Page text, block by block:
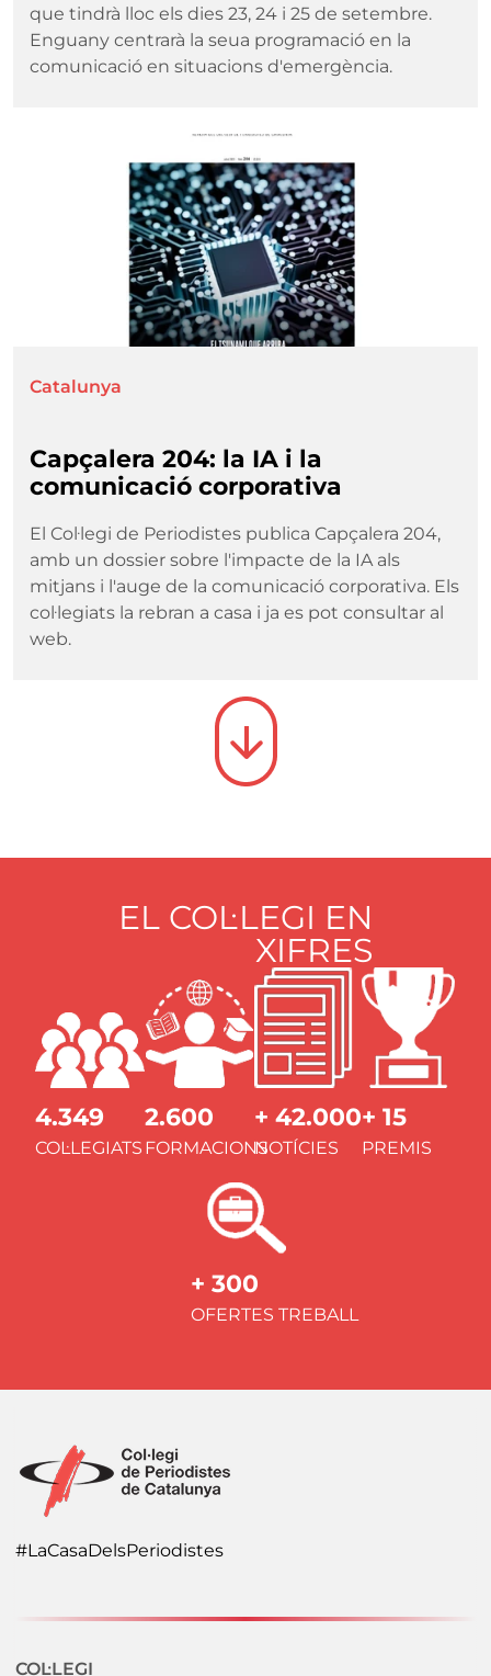
que tindrà lloc els dies 23, 24 i 25 de setembre.
Enguany centrarà la seua programació en la
comunicació en situacions d'emergència.
Catalunya
Capçalera 204: la IA i la
comunicació corporativa
El Col·legi de Periodistes publica Capçalera 204,
amb un dossier sobre l'impacte de la IA als
mitjans i l'auge de la comunicació corporativa. Els
col·legiats la rebran a casa i ja es pot consultar al
web.
EL COL·LEGI EN
XIFRES
4.349
COL·LEGIATS
2.600
FORMACIONS
+ 42.000
NOTÍCIES
+ 15
PREMIS
+ 300
OFERTES TREBALL
#LaCasaDelsPeriodistes
Navegació secundaria
COL·LEGI